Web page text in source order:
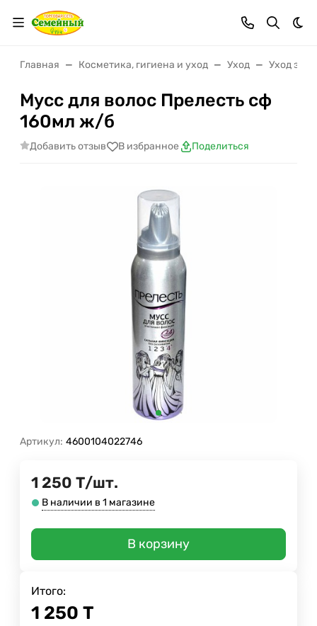
Главная Косметика, гигиена и уход Уход Уход за
Мусс для волос Прелесть сф
160мл ж/б
Добавить отзыв В избранное Поделиться
Артикул: 4600104022746
1 250 Т/шт.
В наличии в 1 магазине
В корзину
Итого:
1 250 Т